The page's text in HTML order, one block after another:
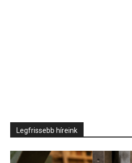
Legfrissebb híreink